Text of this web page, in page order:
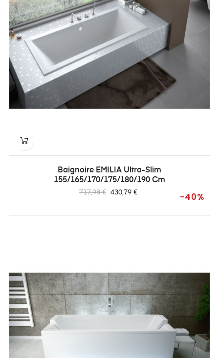
Baignoire EMILIA Ultra-Slim
155/165/170/175/180/190 Cm
Prix
717,98 € -40%
Prix
430,79 €